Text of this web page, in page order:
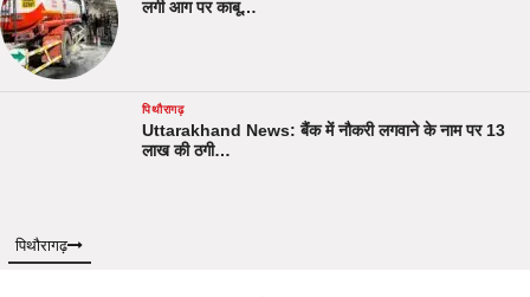
लगी आग पर काबू…
पिथौरागढ़
Uttarakhand News: बैंक में नौकरी लगवाने के नाम पर 13
लाख की ठगी…
पिथौरागढ़